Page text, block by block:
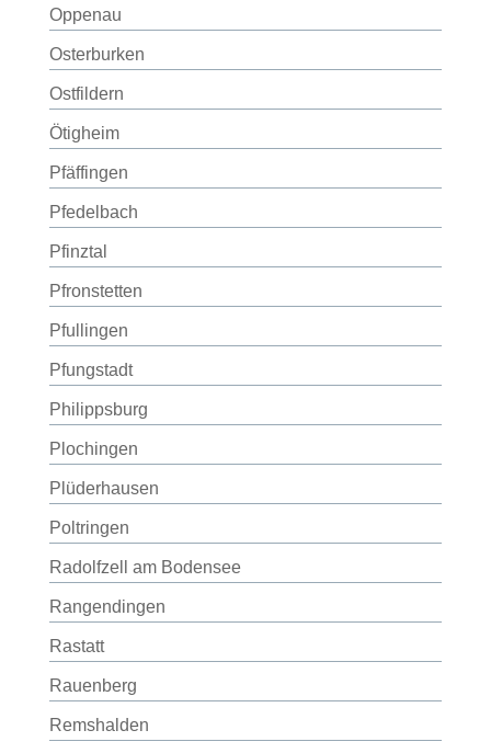
Oppenau
Osterburken
Ostfildern
Ötigheim
Pfäffingen
Pfedelbach
Pfinztal
Pfronstetten
Pfullingen
Pfungstadt
Philippsburg
Plochingen
Plüderhausen
Poltringen
Radolfzell am Bodensee
Rangendingen
Rastatt
Rauenberg
Remshalden